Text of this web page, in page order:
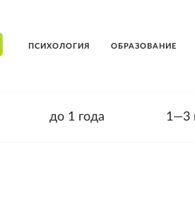
ПСИХОЛОГИЯ ОБРАЗОВАНИЕ
до 1 года 1—3